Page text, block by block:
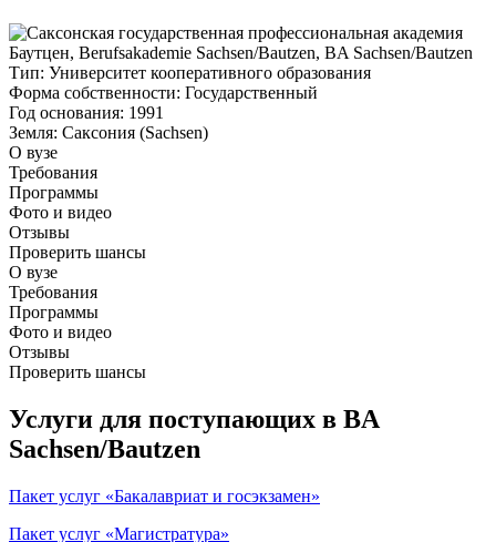
Тип: Университет кооперативного образования
Форма собственности: Государственный
Год основания: 1991
Земля: Саксония (Sachsen)
О вузе
Требования
Программы
Фото и видео
Отзывы
Проверить шансы
О вузе
Требования
Программы
Фото и видео
Отзывы
Проверить шансы
Услуги для поступающих в BA
Sachsen/Bautzen
Пакет услуг «Бакалавриат и госэкзамен»
Пакет услуг «Магистратура»